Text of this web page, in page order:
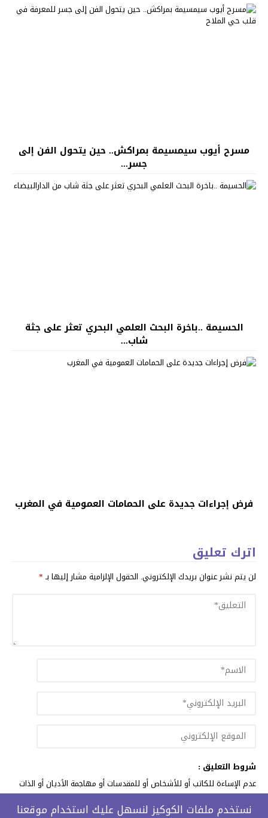
مسرح أيوب سيمسيمة بمراكش.. حين يتحول الفن إلى
جسر...
الحسيمة ..باخرة البحث العلمي البحري تعثر على جثة
شاب...
فرض إجراءات جديدة على الحمامات العمومية في المغرب
اترك تعليق
لن يتم نشر عنوان بريدك الإلكتروني. الحقول الإلزامية مشار إليها بـ*
شروط التعليق :
عدم الإساءة للكاتب أو للأشخاص أو للمقدسات أو مهاجمة الأديان أو الذات
الالهية. والابتعاد عن التحريض الطائفي والعنصري والشتائم.
نستخدم ملفات الكوكيز لنسهل عليك استخدام موقعنا